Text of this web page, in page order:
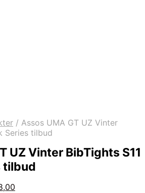
/ Assos UMA GT UZ Vinter
Series tilbud
UZ Vinter BibTights S11
tilbud